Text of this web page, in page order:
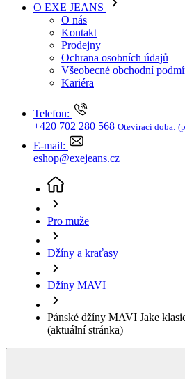
Telefon:
+420 702 280 568
E-mail:
eshop@exejeans.cz
Pro muže
Džíny MAVI
Pánské džíny MAVI Jake
(aktuální stránka)